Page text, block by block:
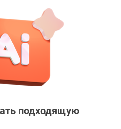
подходящую